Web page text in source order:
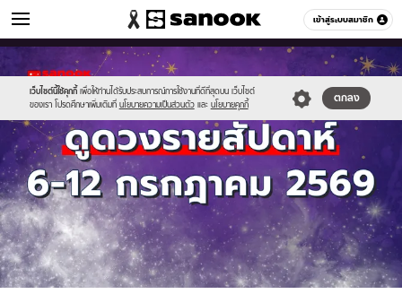
เข้าสู่ระบบสมาชิก
ดูดวง หมวดอื่นๆ
เว็บไซต์นี้ใช้คุกกี้ เพื่อให้ท่านได้รับประสบการณ์การใช้งานที่ดีที่สุดบน เว็บไซต์
ของเรา โปรดศึกษาเพิ่มเติมที่ นโยบายความเป็นส่วนตัว และ นโยบายคุกกี้
ตกลง
//s.isanook.com/sr/0/images/logo-
new-
sanook.png
//s.isanook.com/ho/0/ud/65/329602/1200x720_horo-
week(75).jpg